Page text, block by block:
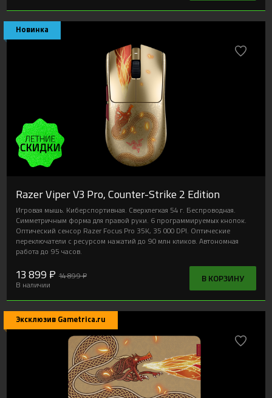
Новинка
Razer Viper V3 Pro, Counter-Strike 2 Edition
Игровая мышь. Киберспортивная. Сверхлегкая 54 г. Беспроводная.
Симметричным форма для правой руки. 6 программируемых кнопок.
Оптический сенсор Razer Focus Pro 35K, 35 000 DPI. Оптические
переключатели с ресурсом нажатий до 90 млн кликов. Автономная
работа до 95 часов.
13 899 ₽ 14 899 ₽
В наличии
В КОРЗИНУ
Эксклюзив Gametrica.ru